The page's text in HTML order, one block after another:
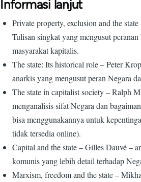
Informasi lanjut
Private property, exclusion and the
Tulisan singkat yang mengusut
masyarakat kapitalis.
The state: Its historical role – Peter
anarkis yang mengusut peran Negara
The state in capitalist society – Ralph
menganalisis sifat Negara dan
bisa menggunakannya untuk
tidak tersedia online).
Capital and the state – Gilles Dauvé –
komunis yang lebih detail terhadap
Marxism, freedom and the state –